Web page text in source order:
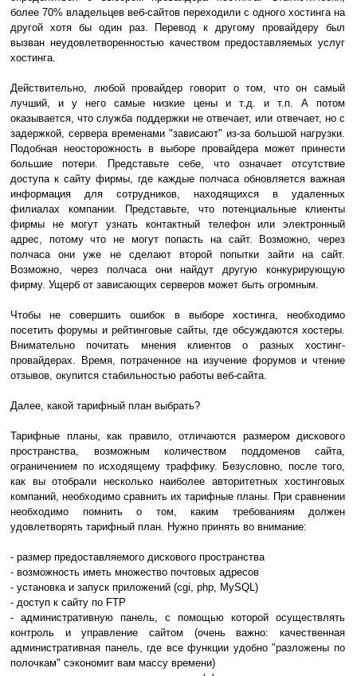
более 70% владельцев веб-сайтов переходили с одного хостинга на
другой хотя бы один раз. Перевод к другому провайдеру был
вызван неудовлетворенностью качеством предоставляемых услуг
хостинга.
Действительно, любой провайдер говорит о том, что он самый
лучший, и у него самые низкие цены и т.д. и т.п. А потом
оказывается, что служба поддержки не отвечает, или отвечает, но с
задержкой, сервера временами "зависают" из-за большой нагрузки.
Подобная неосторожность в выборе провайдера может принести
большие потери. Представьте себе, что означает отсутствие
доступа к сайту фирмы, где каждые полчаса обновляется важная
информация для сотрудников, находящихся в удаленных
филиалах компании. Представьте, что потенциальные клиенты
фирмы не могут узнать контактный телефон или электронный
адрес, потому что не могут попасть на сайт. Возможно, через
полчаса они уже не сделают второй попытки зайти на сайт.
Возможно, через полчаса они найдут другую конкурирующую
фирму. Ущерб от зависающих серверов может быть огромным.
Чтобы не совершить ошибок в выборе хостинга, необходимо
посетить форумы и рейтинговые сайты, где обсуждаются хостеры.
Внимательно почитать мнения клиентов о разных хостинг-
провайдерах. Время, потраченное на изучение форумов и чтение
отзывов, окупится стабильностью работы веб-сайта.
Далее, какой тарифный план выбрать?
Тарифные планы, как правило, отличаются размером дискового
пространства, возможным количеством поддоменов сайта,
ограничением по исходящему траффику. Безусловно, после того,
как вы отобрали несколько наиболее авторитетных хостинговых
компаний, необходимо сравнить их тарифные планы. При сравнении
необходимо помнить о том, каким требованиям должен
удовлетворять тарифный план. Нужно принять во внимание:
- размер предоставляемого дискового пространства
- возможность иметь множество почтовых адресов
- установка и запуск приложений (cgi, php, MySQL)
- доступ к сайту по FTP
- административную панель, с помощью которой осуществлять
контроль и управление сайтом (очень важно: качественная
административная панель, где все функции удобно "разложены по
полочкам" сэкономит вам массу времени)